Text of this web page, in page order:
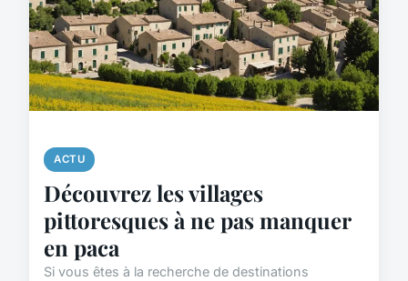
ACTU
Découvrez les villages
pittoresques à ne pas manquer
en paca
Si vous êtes à la recherche de destinations